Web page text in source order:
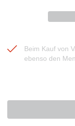
Beim Kauf von
ebenso den